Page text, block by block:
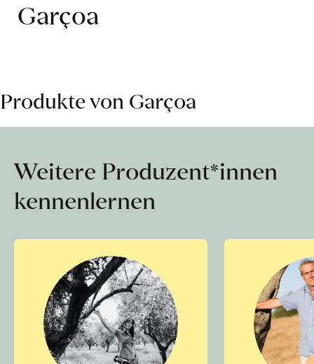
Garçoa
Produkte von Garçoa
Weitere Produzent*innen
kennenlernen